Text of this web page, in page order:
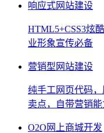
响应式网站建设
HTML5+CSS3炫
业形象宣传必备
营销型网站建设
纯手工网页代码
卖点，自带营销能
O2O网上商城开发